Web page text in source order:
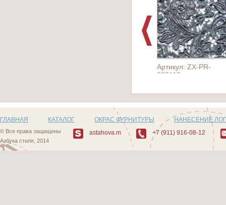
Артикул: ZX-PR-
382118
ГЛАВНАЯ КАТАЛОГ ОКРАС ФУРНИТУРЫ НАНЕСЕНИЕ
© Все права защищены
Азбука стиля, 2014
astahova.m +7 (911) 916-08-12